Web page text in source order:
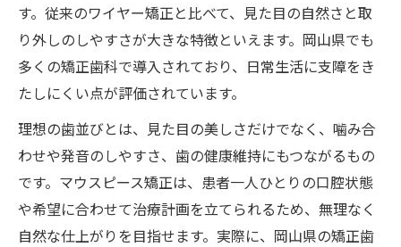
す。従来のワイヤー矯正と比べて、見た目の自然さと取
り外しのしやすさが大きな特徴といえます。岡山県でも
多くの矯正歯科で導入されており、日常生活に支障をき
たしにくい点が評価されています。
理想の歯並びとは、見た目の美しさだけでなく、噛み合
わせや発音のしやすさ、歯の健康維持にもつながるもの
です。マウスピース矯正は、患者一人ひとりの口腔状態
や希望に合わせて治療計画を立てられるため、無理なく
自然な仕上がりを目指せます。実際に、岡山県の矯正歯